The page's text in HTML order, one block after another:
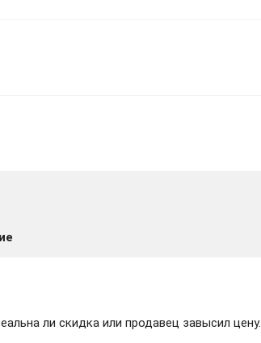
ли скидка или продавец завысил цену.